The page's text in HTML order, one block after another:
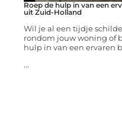
Roep de hulp in van een
uit Zuid-Holland
Wil je al een tijdje
rondom jouw woning of
hulp in van een ervaren
...